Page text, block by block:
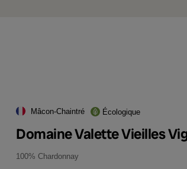
Mâcon-Chaintré Écologique
Domaine Valette Vieilles
100% Chardonnay